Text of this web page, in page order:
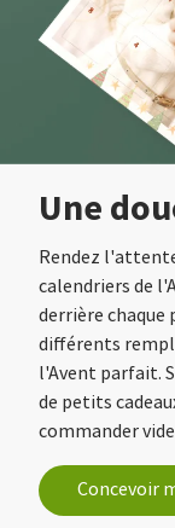
Une
Rendez
calendriers de
derrière chaque
différents
l'Avent parfait.
de petits
commander
Concevoir